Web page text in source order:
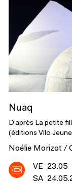
Nuaq
D’après La petite
(éditions Vilo
Noélie Morizot /
VE 23.05
SA